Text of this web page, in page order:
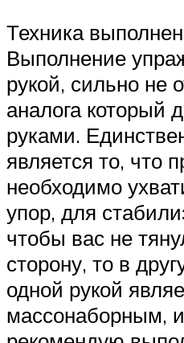
Техника
Выполнение
рукой, сильно не
аналога который
руками.
является то, что
необходимо
упор, для
чтобы вас не
сторону, то в
одной рукой
массонаборным,